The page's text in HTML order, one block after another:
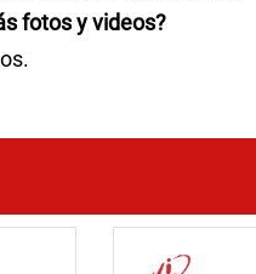
fotos y videos?